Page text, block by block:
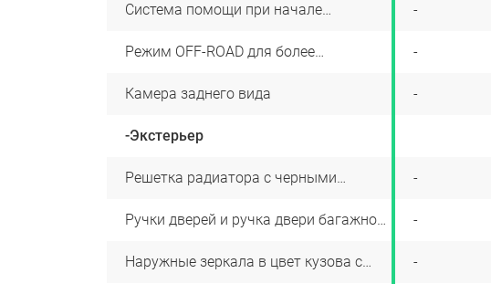
Система помощи при начале
Control)
Режим OFF-ROAD для более
поверхностях
Камера заднего вида
-Экстерьер
Решетка радиатора с черными
Ручки дверей и ручка двери багажного
Наружные зеркала в цвет кузова с
+
+
+
+
+
+
-
-
-
-
-
-